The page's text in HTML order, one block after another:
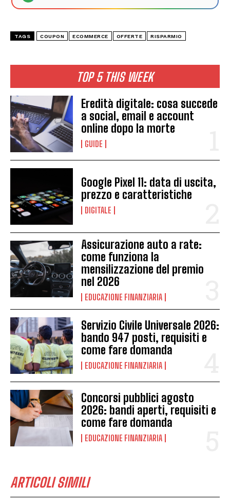
TOP 5 THIS WEEK
Eredità digitale: cosa succede
a social, email e account
online dopo la morte
GUIDE
Google Pixel 11: data di uscita,
prezzo e caratteristiche
DIGITALE
Assicurazione auto a rate:
come funziona la
mensilizzazione del premio
nel 2026
EDUCAZIONE FINANZIARIA
Servizio Civile Universale 2026:
bando 947 posti, requisiti e
come fare domanda
EDUCAZIONE FINANZIARIA
Concorsi pubblici agosto
2026: bandi aperti, requisiti e
come fare domanda
EDUCAZIONE FINANZIARIA
ARTICOLI SIMILI
TAGS COUPON ECOMMERCE OFFERTE RISPARMIO